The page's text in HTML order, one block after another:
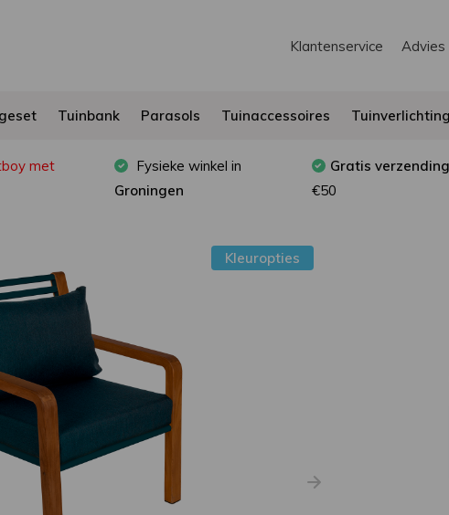
Klantenservice Advies
Tuinbank Parasols Tuinaccessoires Tuinverlichting
met
Fysieke winkel in
Groningen
Gratis verzending
€50
Kleuropties